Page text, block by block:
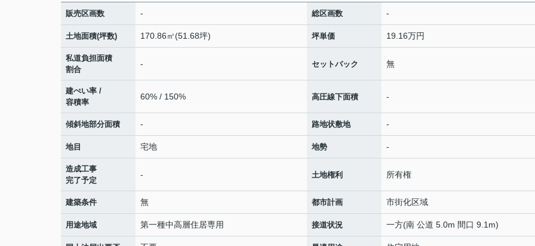
販売区画数 - 総区画数 -
土地面積(坪数) 170.86㎡(51.68坪) 坪単価 19.16万円
私道負担面積
割合
- セットバック 無
建ぺい率 /
容積率
60% / 150% 高圧線下面積 -
傾斜地部分面積 - 路地状敷地 -
地目 宅地 地勢 -
造成工事
完了予定
- 土地権利 所有権
建築条件 無 都市計画 市街化区域
用途地域 第一種中高層住居専用 接道状況 一方(南 公道 5.0m 間口 9.1m)